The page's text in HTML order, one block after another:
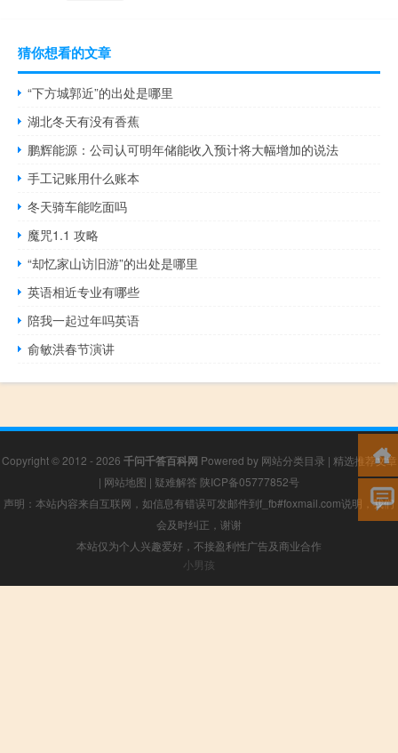
猜你想看的文章
“下方城郭近”的出处是哪里
湖北冬天有没有香蕉
鹏辉能源：公司认可明年储能收入预计将大幅增加的说法
手工记账用什么账本
冬天骑车能吃面吗
魔咒1.1 攻略
“却忆家山访旧游”的出处是哪里
英语相近专业有哪些
陪我一起过年吗英语
俞敏洪春节演讲
Copyright © 2012 - 2026 千问千答百科网 Powered by 网站分类目录 | 精选推荐文章
| 网站地图 | 疑难解答 陕ICP备05777852号
声明：本站内容来自互联网，如信息有错误可发邮件到f_fb#foxmail.com说明，我们
会及时纠正，谢谢
本站仅为个人兴趣爱好，不接盈利性广告及商业合作
小男孩